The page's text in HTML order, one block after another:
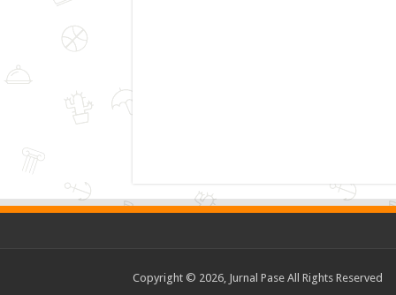
Copyright © 2026, Jurnal Pase All Rights Reserved